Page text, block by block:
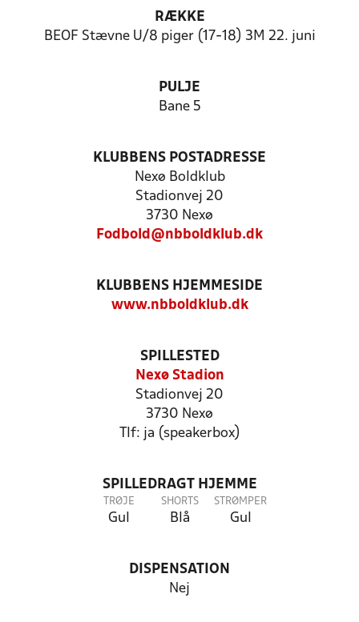
RÆKKE
BEOF Stævne U/8 piger (17-18) 3M 22. juni
PULJE
Bane 5
KLUBBENS POSTADRESSE
Nexø Boldklub
Stadionvej 20
3730 Nexø
Fodbold@nbboldklub.dk
KLUBBENS HJEMMESIDE
www.nbboldklub.dk
SPILLESTED
Nexø Stadion
Stadionvej 20
3730 Nexø
Tlf: ja (speakerbox)
SPILLEDRAGT HJEMME
TRØJE
Gul
SHORTS
Blå
STRØMPER
Gul
DISPENSATION
Nej